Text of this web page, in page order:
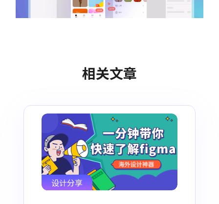
相关文章
设计分享